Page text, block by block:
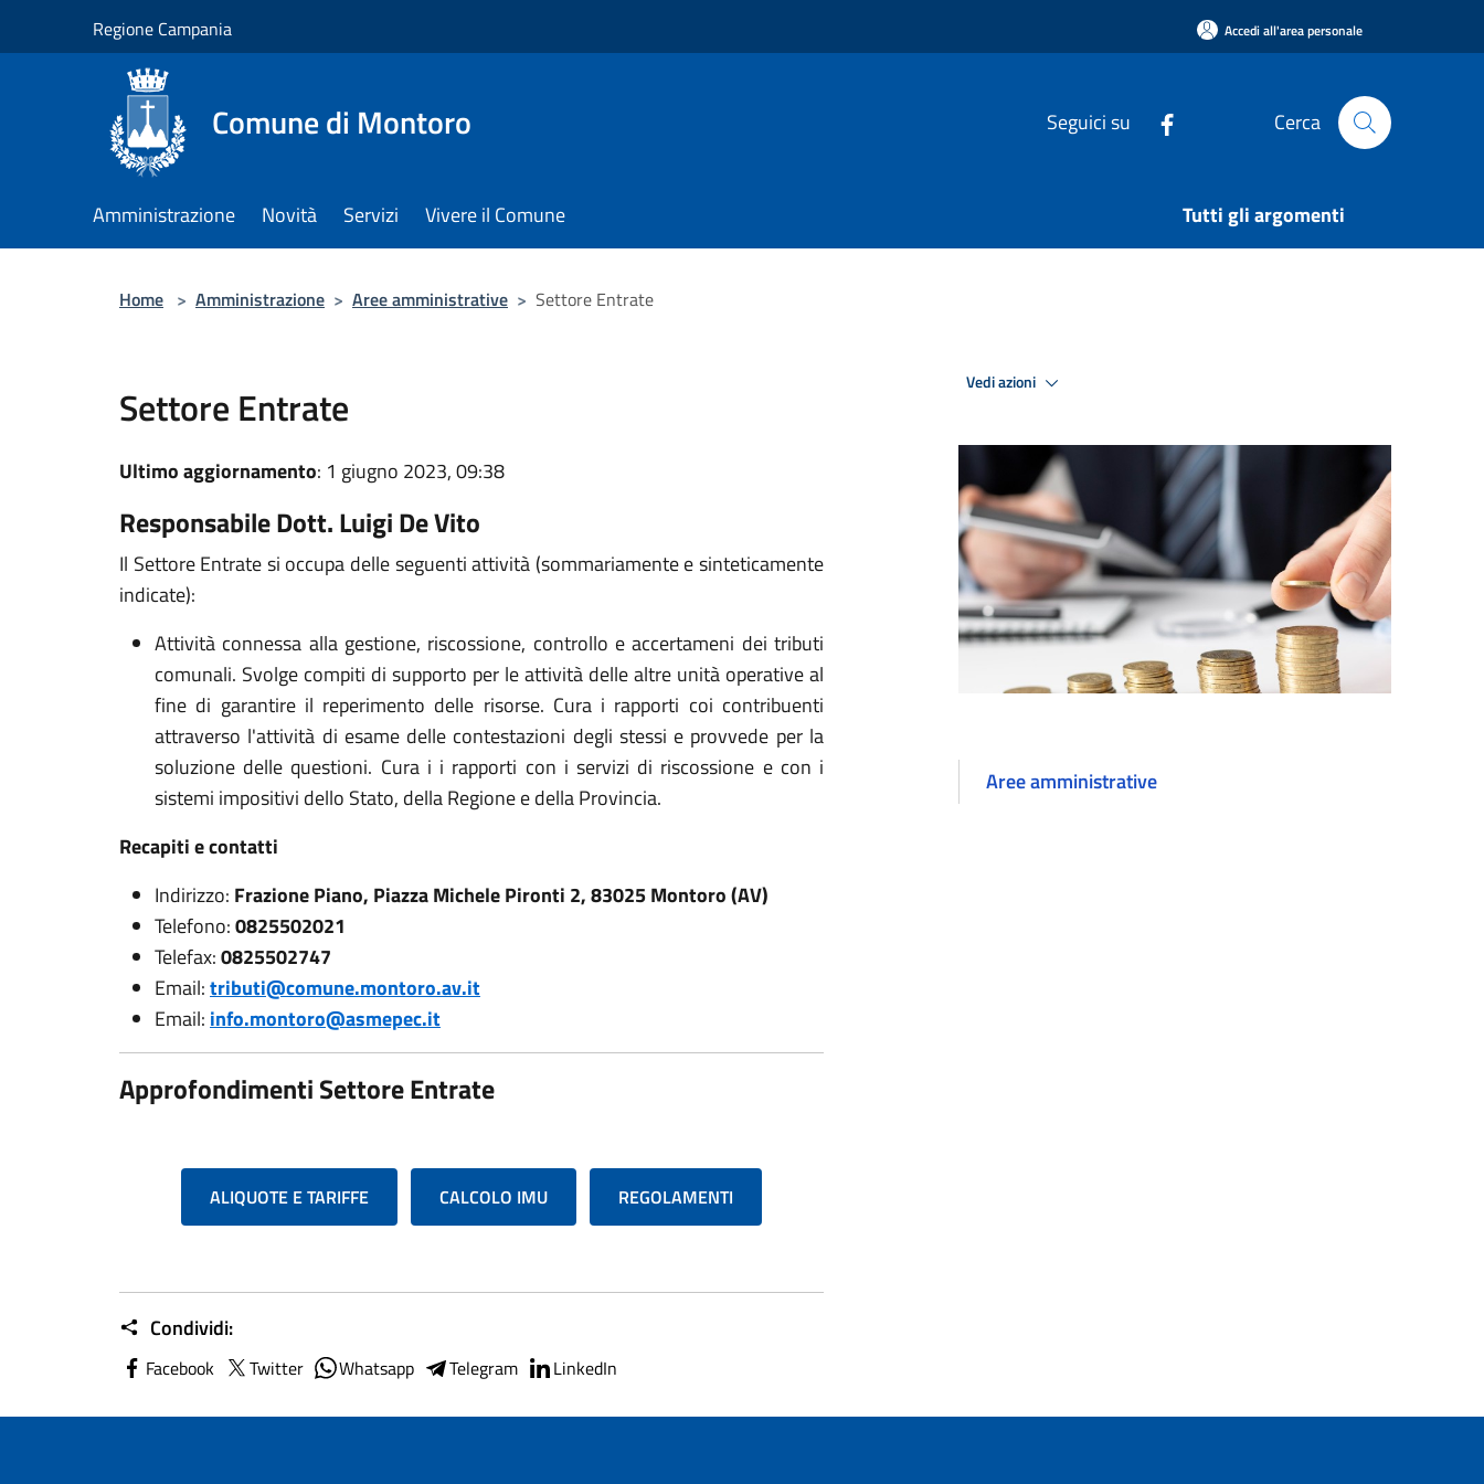
Regione Campania Accedi all'area personale
Comune di Montoro Seguici su Cerca
Amministrazione Novità Servizi Vivere il Comune Tutti gli argomenti
Home > Amministrazione > Aree amministrative > Settore Entrate
Settore Entrate
Ultimo aggiornamento: 1 giugno 2023, 09:38
Responsabile Dott. Luigi De Vito
Il Settore Entrate si occupa delle seguenti attività (sommariamente e sinteticamente
indicate):
Attività connessa alla gestione, riscossione, controllo e accertameni dei tributi
comunali. Svolge compiti di supporto per le attività delle altre unità operative al
fine di garantire il reperimento delle risorse. Cura i rapporti coi contribuenti
attraverso l'attività di esame delle contestazioni degli stessi e provvede per la
soluzione delle questioni. Cura i i rapporti con i servizi di riscossione e con i
sistemi impositivi dello Stato, della Regione e della Provincia.
Recapiti e contatti
Indirizzo: Frazione Piano, Piazza Michele Pironti 2, 83025 Montoro (AV)
Telefono:0825502021
Telefax:0825502747
Email:tributi@comune.montoro.av.it
Email: info.montoro@asmepec.it
Approfondimenti Settore Entrate
ALIQUOTE E TARIFFE CALCOLO IMU REGOLAMENTI
Condividi:
Facebook Twitter Whatsapp Telegram LinkedIn
Vedi azioni
Aree amministrative